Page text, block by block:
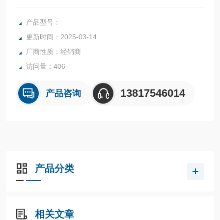
速采样 100ms的高速控制运算5位显示，可显示到0.01℃输入
信号为通用型为了对应装置小型化，提供了超小型尺寸 （面
产品型号：
更新时间：2025-03-14
厂商性质：经销商
访问量：406
产品咨询 13817546014
产品分类
相关文章